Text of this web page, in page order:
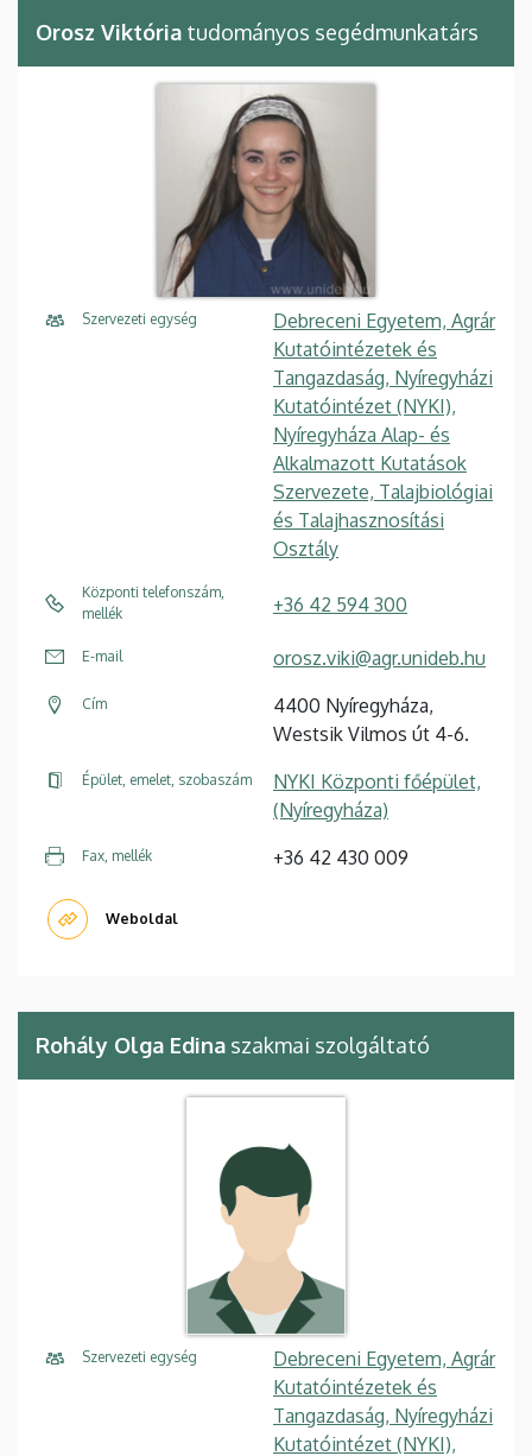
Orosz Viktória tudományos segédmunkatárs
Szervezeti egység
Debreceni Egyetem, Agrár
Kutatóintézetek és
Tangazdaság, Nyíregyházi
Kutatóintézet (NYKI),
Nyíregyháza Alap- és
Alkalmazott Kutatások
Szervezete, Talajbiológiai
és Talajhasznosítási
Osztály
Központi telefonszám,
mellék
+36 42 594 300
E-mail orosz.viki@agr.unideb.hu
Cím
4400 Nyíregyháza,
Westsik Vilmos út 4-6.
Épület, emelet, szobaszám
NYKI Központi főépület,
(Nyíregyháza)
Fax, mellék +36 42 430 009
Weboldal
Rohály Olga Edina szakmai szolgáltató
Szervezeti egység
Debreceni Egyetem, Agrár
Kutatóintézetek és
Tangazdaság, Nyíregyházi
Kutatóintézet (NYKI),